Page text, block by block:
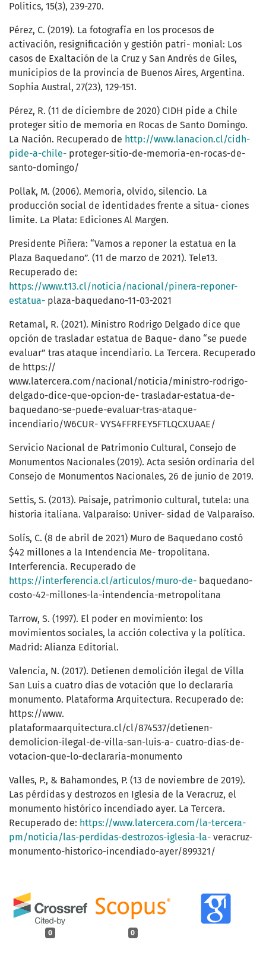
0 0
Politics, 15(3), 239-270.
Pérez, C. (2019). La fotografía en los procesos de
activación, resignificación y gestión patri- monial: Los
casos de Exaltación de la Cruz y San Andrés de Giles,
municipios de la provincia de Buenos Aires, Argentina.
Sophia Austral, 27(23), 129-151.
Pérez, R. (11 de diciembre de 2020) CIDH pide a Chile
proteger sitio de memoria en Rocas de Santo Domingo.
La Nación. Recuperado de http://www.lanacion.cl/cidh-
pide-a-chile- proteger-sitio-de-memoria-en-rocas-de-
santo-domingo/
Pollak, M. (2006). Memoria, olvido, silencio. La
producción social de identidades frente a situa- ciones
límite. La Plata: Ediciones Al Margen.
Presidente Piñera: “Vamos a reponer la estatua en la
Plaza Baquedano”. (11 de marzo de 2021). Tele13.
Recuperado de:
https://www.t13.cl/noticia/nacional/pinera-reponer-
estatua- plaza-baquedano-11-03-2021
Retamal, R. (2021). Ministro Rodrigo Delgado dice que
opción de trasladar estatua de Baque- dano “se puede
evaluar” tras ataque incendiario. La Tercera. Recuperado
de https://
www.latercera.com/nacional/noticia/ministro-rodrigo-
delgado-dice-que-opcion-de- trasladar-estatua-de-
baquedano-se-puede-evaluar-tras-ataque-
incendiario/W6CUR- VYS4FFRFEY5FTLQCXUAAE/
Servicio Nacional de Patrimonio Cultural, Consejo de
Monumentos Nacionales (2019). Acta sesión ordinaria del
Consejo de Monumentos Nacionales, 26 de junio de 2019.
Settis, S. (2013). Paisaje, patrimonio cultural, tutela: una
historia italiana. Valparaíso: Univer- sidad de Valparaíso.
Solís, C. (8 de abril de 2021) Muro de Baquedano costó
$42 millones a la Intendencia Me- tropolitana.
Interferencia. Recuperado de
https://interferencia.cl/articulos/muro-de- baquedano-
costo-42-millones-la-intendencia-metropolitana
Tarrow, S. (1997). El poder en movimiento: los
movimientos sociales, la acción colectiva y la política.
Madrid: Alianza Editorial.
Valencia, N. (2017). Detienen demolición ilegal de Villa
San Luis a cuatro días de votación que lo declararía
monumento. Plataforma Arquitectura. Recuperado de:
https://www.
plataformaarquitectura.cl/cl/874537/detienen-
demolicion-ilegal-de-villa-san-luis-a- cuatro-dias-de-
votacion-que-lo-declararia-monumento
Valles, P., & Bahamondes, P. (13 de noviembre de 2019).
Las pérdidas y destrozos en Iglesia de la Veracruz, el
monumento histórico incendiado ayer. La Tercera.
Recuperado de: https://www.latercera.com/la-tercera-
pm/noticia/las-perdidas-destrozos-iglesia-la- veracruz-
monumento-historico-incendiado-ayer/899321/